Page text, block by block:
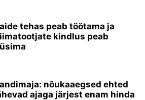
tehas peab töötama ja
kindlus peab
nõukaaegsed ehted
ajaga järjest enam hinda